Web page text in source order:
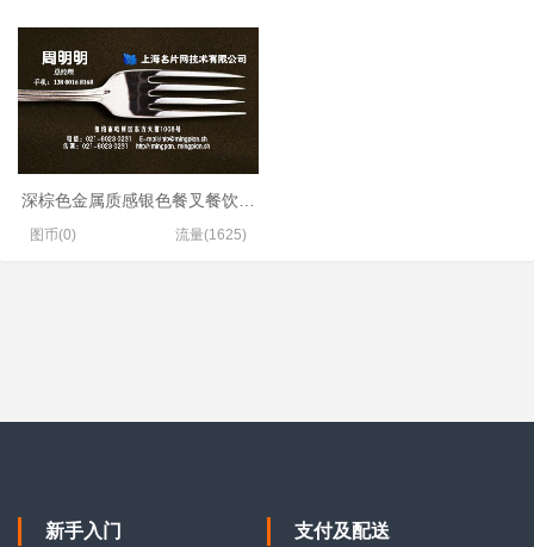
深棕色金属质感银色餐叉餐饮名片设计
图币(0) 流量(1625)
新手入门 支付及配送